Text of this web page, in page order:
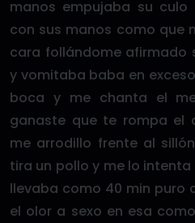
manos empujaba su
con sus manos como que
cara follándome afirmado
y vomitaba baba en
boca y me chanta el
ganaste que te rompa el
me arrodillo frente al
tira un pollo y me lo
llevaba como 40 min puro
el olor a sexo en esa